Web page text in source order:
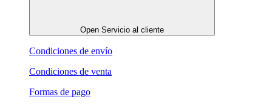
Open Servicio al cliente
Condiciones de envío
Condiciones de venta
Formas de pago